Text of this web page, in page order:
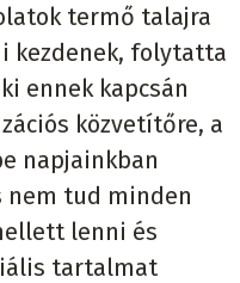
termő talajra
kezdenek, folytatta
ennek kapcsán
közvetítőre, a
napjainkban
nem tud minden
lenni és
tartalmat